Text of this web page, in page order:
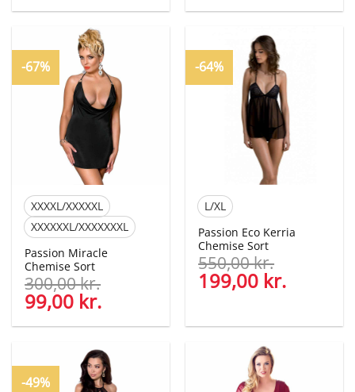
pris
299,00 kr..
pris
199,00 kr..
pris
299,00 kr..
pris
-67%
XXXXL/XXXXXL
XXXXXXL/XXXXXXXL
Passion Miracle
Chemise Sort
300,00kr.
Den
oprindelige
pris
300,00 kr..
99,00 kr.
pris
er:
99,00 kr..
-64%
L/XL
Passion Eco Kerria
Chemise Sort
550,00kr.
Den
oprindelige
var:
550,00 kr..
199,00 kr.
er:
-49%